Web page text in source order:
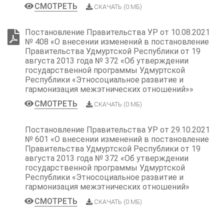
СМОТРЕТЬ СКАЧАТЬ (0 МБ)
Постановление Правительства УР от 10.08.2021
№ 408 «О внесении изменений в постановление
Правительства Удмуртской Республики от 19
августа 2013 года № 372 «Об утверждении
государственной программы Удмуртской
Республики «Этносоциальное развитие и
гармонизация межэтнических отношений»»
СМОТРЕТЬ
СКАЧАТЬ (0 МБ)
Постановление Правительства УР от 29.10.2021
№ 601 «О внесении изменений в постановление
Правительства Удмуртской Республики от 19
августа 2013 года № 372 «Об утверждении
государственной программы Удмуртской
Республики «Этносоциальное развитие и
гармонизация межэтнических отношений»
СМОТРЕТЬ
СКАЧАТЬ (0 МБ)